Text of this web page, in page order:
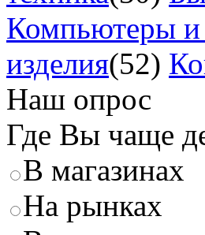
Компьютеры и
изделия(52)
Наш опрос
Где Вы чаще
В магазинах
На рынках